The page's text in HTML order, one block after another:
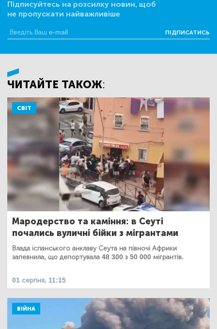
Підписуйтесь на розсилку новин, щоб
не пропускати найважливіше
ПІДПИСАТИСЬ
ЧИТАЙТЕ ТАКОЖ:
СВІТ
Мародерство та каміння: в Сеуті
почались вуличні бійки з мігрантами
Влада іспанського анклаву Сеута на півночі Африки
запевнила, що депортувала 48 300 з 50 000 мігрантів.
01 серпня, 11:15
ВІЙНА